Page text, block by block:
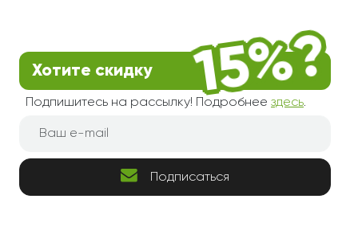
Хотите скидку
Подпишитесь на рассылку! Подробнее здесь.
Подписаться